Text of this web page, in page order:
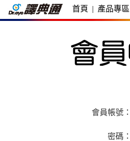
首頁 | 產品專區
會員帳號：
密碼：